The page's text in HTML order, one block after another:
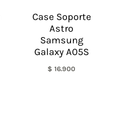
Case Soporte
Astro
Samsung
Galaxy A05S
$ 16.900